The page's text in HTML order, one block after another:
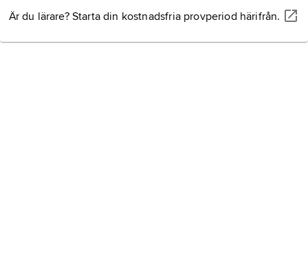
Är du lärare? Starta din kostnadsfria provperiod härifrån.